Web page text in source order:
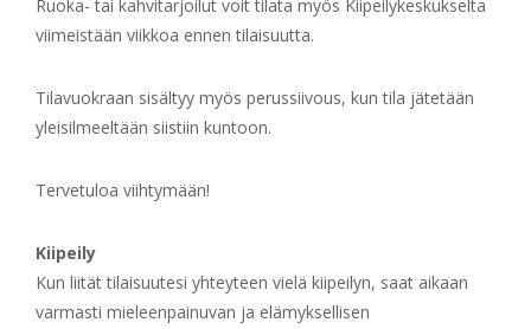
Ruoka- tai kahvitarjoilut voit tilata myös Kiipeilykeskukselta
viimeistään viikkoa ennen tilaisuutta.
Tilavuokraan sisältyy myös perussiivous, kun tila jätetään
yleisilmeeltään siistiin kuntoon.
Tervetuloa viihtymään!
Kiipeily
Kun liität tilaisuutesi yhteyteen vielä kiipeilyn, saat aikaan
varmasti mieleenpainuvan ja elämyksellisen